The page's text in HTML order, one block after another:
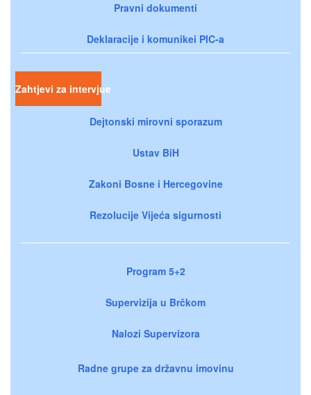
Pravni dokumenti
Deklaracije i komunikei PIC-a
Zahtjevi za intervjue
Dejtonski mirovni sporazum
Ustav BiH
Zakoni Bosne i Hercegovine
Rezolucije Vijeća sigurnosti
Program 5+2
Supervizija u Brčkom
Nalozi Supervizora
Radne grupe za državnu imovinu